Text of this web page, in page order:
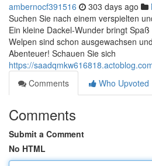
ambernocf391516 303 days ago
Suchen Sie nach einem verspielten
Ein kleine Dackel-Wunder bringt
Welpen sind schon ausgewachsen
Abenteuer! Schauen Sie sich
https://
Comments
Who Upvoted
Comments
Submit a Comment
No HTML